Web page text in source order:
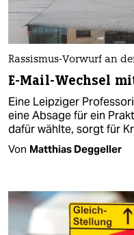
Rassismus-Vorwurf an
E-Mail-Wechsel
Eine Leipziger
eine Absage für ein
dafür wählte, sorgt für
Von Matthias Deggeller